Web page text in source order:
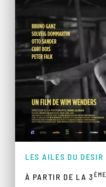
LES AILES DU DESIR
À PARTIR DE LA 3ÈME